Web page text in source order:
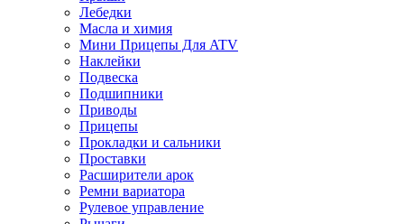
Лебедки
Масла и химия
Мини Прицепы Для ATV
Наклейки
Подвеска
Подшипники
Приводы
Прицепы
Прокладки и сальники
Проставки
Расширители арок
Ремни вариатора
Рулевое управление